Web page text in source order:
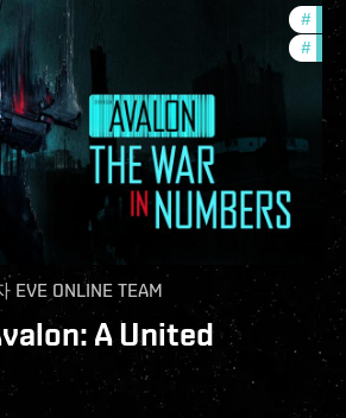
#
#
EVE ONLINE TEAM
A United